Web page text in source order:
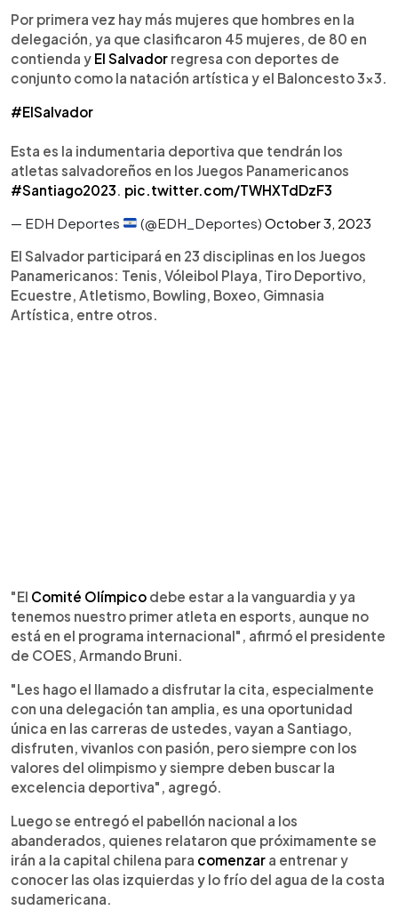
Por primera vez hay más mujeres que hombres en la
delegación, ya que clasificaron 45 mujeres, de 80 en
contienda y El Salvador regresa con deportes de
conjunto como la natación artística y el Baloncesto 3x3.
#ElSalvador
Esta es la indumentaria deportiva que tendrán los
atletas salvadoreños en los Juegos Panamericanos
#Santiago2023 pic.twitter.com/TWHXTdDzF3
— EDH Deportes
(@EDH_Deportes)October 3, 2023
El Salvador participará en 23 disciplinas en los Juegos
Panamericanos: Tenis, Vóleibol Playa, Tiro Deportivo,
Ecuestre, Atletismo, Bowling, Boxeo, Gimnasia
Artística, entre otros.
"El Comité Olímpico debe estar a la vanguardia y ya
tenemos nuestro primer atleta en esports, aunque no
está en el programa internacional", afirmó el presidente
de COES, Armando Bruni.
"Les hago el llamado a disfrutar la cita, especialmente
con una delegación tan amplia, es una oportunidad
única en las carreras de ustedes, vayan a Santiago,
disfruten, vivanlos con pasión, pero siempre con los
valores del olimpismo y siempre deben buscar la
excelencia deportiva", agregó.
Luego se entregó el pabellón nacional a los
abanderados, quienes relataron que próximamente se
irán a la capital chilena para comenzar a entrenar y
conocer las olas izquierdas y lo frío del agua de la costa
sudamericana.